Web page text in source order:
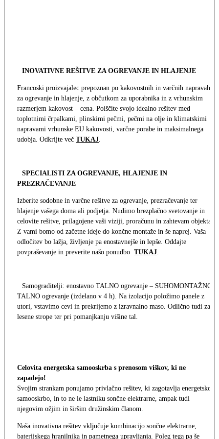
INOVATIVNE REŠITVE ZA OGREVANJE IN HLAJENJE
Francoski proizvajalec prepoznan po kakovostnih in varčnih napravah
za ogrevanje in hlajenje, z občutkom za uporabnika in z vrhunskim
razmerjem kakovost – cena. Poiščite svojo idealno rešitev med
toplotnimi črpalkami, plinskimi pečmi, pečmi na olje in klimatskimi
napravami vrhunske EU kakovosti, varčne porabe in maksimalnega
udobja. Odkrijte več TUKAJ.
SPECIALISTI ZA OGREVANJE, HLAJENJE IN
PREZRAČEVANJE
Izberite sodobne in varčne rešitve za ogrevanje, prezračevanje ter
hlajenje vašega doma ali podjetja. Nudimo brezplačno svetovanje in
celovite rešitve, prilagojene vaši viziji, proračunu in zahtevam objekta.
Z vami bomo od začetne ideje do končne montaže in še naprej. Vaša
odločitev bo lažja, življenje pa enostavnejše in lepše. Oddajte
povpraševanje in preverite našo ponudbo TUKAJ.
Samograditelji: enostavno TALNO ogrevanje – SUHOMONTAŽNO
TALNO ogrevanje (izdelano v 4 h). Na izolacijo položimo panele z
utori, vstavimo cevi in prekrijemo z izravnalno maso. Odlično tudi za
lesene strope ter pri pomanjkanju višine tal.
Celovita energetska samooskrba s prenosom viškov, ki ne
zapadejo!
Svojim strankam ponujamo privlačno rešitev, ki zagotavlja energetsko
samooskrbo, in to ne le lastniku sončne elektrarne, ampak tudi
njegovim ožjim in širšim družinskim članom.
Naša inovativna rešitev vključuje kombinacijo sončne elektrarne,
baterijskega hranilnika in pametnega upravljanja. Poleg tega pa še